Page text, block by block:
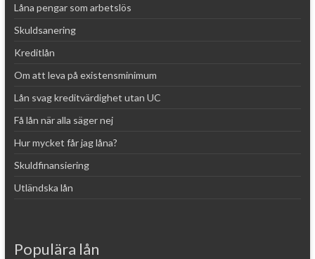
Låna pengar som arbetslös
Skuldsanering
Kreditlån
Om att leva på existensminimum
Lån svag kreditvärdighet utan UC
Få lån när alla säger nej
Hur mycket får jag låna?
Skuldfinansiering
Utländska lån
Populära lån